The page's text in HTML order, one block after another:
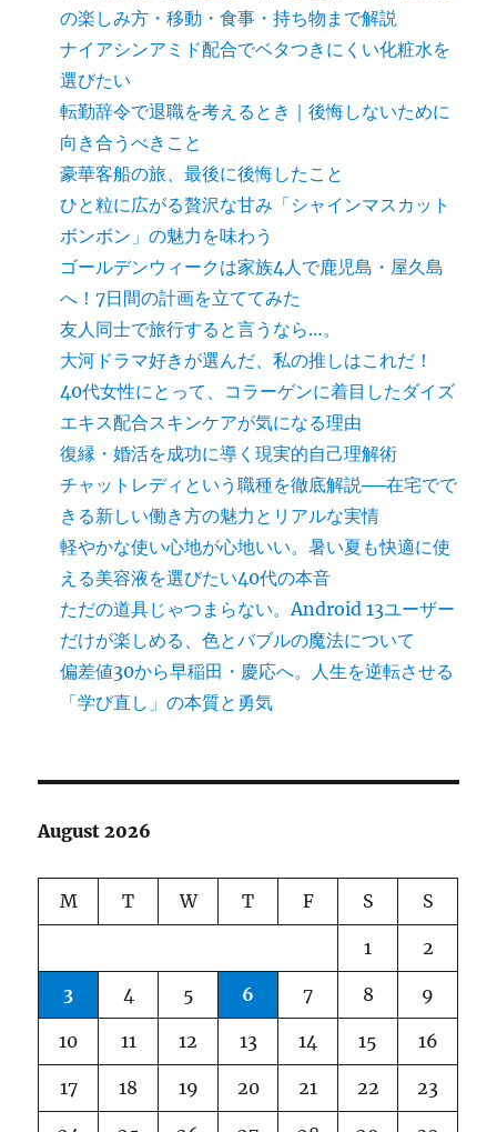
の楽しみ方・移動・食事・持ち物まで解説
ナイアシンアミド配合でベタつきにくい化粧水を
選びたい
転勤辞令で退職を考えるとき｜後悔しないために
向き合うべきこと
豪華客船の旅、最後に後悔したこと
ひと粒に広がる贅沢な甘み「シャインマスカット
ボンボン」の魅力を味わう
ゴールデンウィークは家族4人で鹿児島・屋久島
へ！7日間の計画を立ててみた
友人同士で旅行すると言うなら…。
大河ドラマ好きが選んだ、私の推しはこれだ！
40代女性にとって、コラーゲンに着目したダイズ
エキス配合スキンケアが気になる理由
復縁・婚活を成功に導く現実的自己理解術
チャットレディという職種を徹底解説──在宅でで
きる新しい働き方の魅力とリアルな実情
軽やかな使い心地が心地いい。暑い夏も快適に使
える美容液を選びたい40代の本音
ただの道具じゃつまらない。Android 13ユーザー
だけが楽しめる、色とバブルの魔法について
偏差値30から早稲田・慶応へ。人生を逆転させる
「学び直し」の本質と勇気
August 2026
M T W T F S S
1 2
3 4 5 6 7 8 9
10 11 12 13 14 15 16
17 18 19 20 21 22 23